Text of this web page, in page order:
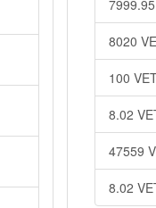
8020
100
8.02
47559
8.02